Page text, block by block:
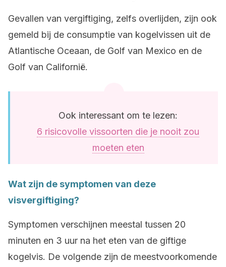
Gevallen van vergiftiging, zelfs overlijden, zijn ook
gemeld bij de consumptie van kogelvissen uit de
Atlantische Oceaan, de Golf van Mexico en de
Golf van Californië.
Ook interessant om te lezen:
6 risicovolle vissoorten die je nooit zou
moeten eten
Wat zijn de symptomen van deze
visvergiftiging?
Symptomen verschijnen meestal tussen 20
minuten en 3 uur na het eten van de giftige
kogelvis. De volgende zijn de meestvoorkomende